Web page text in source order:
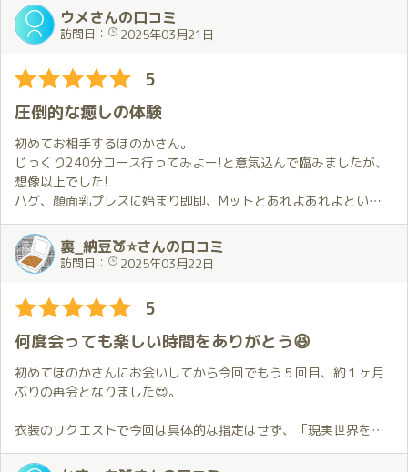
そして、その後はあんなことやこんなこと。今回は僕に花粉症の
気配を感じたのか、所々で気遣いをしてくれました。そのおもて
なしがまたうれしい💕
また、最近頑張ってるYouTubeの話などおしゃべりも楽しかっ
た。
毎回のことですが、本当に充実した時間でした。
２月３月は推し活三昧でした。
ライヴにお笑い、そしてほのかちゃん💕
推しと同じ空間でいることは至上の喜びです。なかでも、ほのか
ちゃんは触れることが出来る推し✨僕の一押しです✨✨
毎回思いますが、本当に貴重で、出会えたことが本当にありがた
いし、感謝したい💕
これからも推し続けることを誓います✨
トに快く対応していただけました。
試してみたいことがあったので先月とは少し違う感じの私服をお
願いしたのですが希望した通りの衣装で嬉しかったです。
寒い日だからなのか、この日の穂香さんの手はいつもより温かく
感じました。
私服の可愛い穂香さんが温かい手で優しくハグしてくれるととて
も幸せな気持ちで満たされます。
そのようなこともあって今回は最初に案内してくれた場所から移
動できないまま…。
お伺いした日は東京で雪が降るような天候でしたが、穂香さんの
様々な気遣いで快適に過ごすことが出来ました。
技術もホスピタリティも素晴らしい穂香さんと一緒に過ごす時間
は楽しくて本当に特別です。
お伺いする度に穂香さんとお会いできてよかったと感じます。
ポイントもちょっとずつ貯まっているみたいなので少し長い時間
でゆっくり過ごす機会も作りたいと思います。
4月の予定は既にお伝えしているので、その日が来るのを楽しみに
しています。
ウメさんの口コミ
訪問日： 2025年03月21日
5
圧倒的な癒しの体験
初めてお相手するほのかさん。
じっくり240分コース行ってみよー!と意気込んで臨みましたが、
想像以上でした!
ハグ、顔面乳プレスに始まり即即、Mットとあれよあれよという
間に昇天の連続。
軽く休憩をはさんだ後はほのかさんによるク〇ニ、手〇ン講座を
はじめ、私がやりたかったあらゆる体制、プ〇イにともにチャレ
ンジしてくださり、とてもホスピタリティにあふれた方だな～と
感じて更に昇天。
夢のような時間を過ごすことができました。絶対リピートします!
裏_納豆🍑⭐さんの口コミ
訪問日： 2025年03月22日
5
何度会っても楽しい時間をありがとう😆
初めてほのかさんにお会いしてから今回でもう５回目、約１ヶ月
ぶりの再会となりました😍。
衣装のリクエストで今回は具体的な指定はせず、「現実世界を忘
れられる様なもの」という抽象的なお願いをしましたが、ほのか
さんは自分の想像を超える衣装で応えてくれました😲。